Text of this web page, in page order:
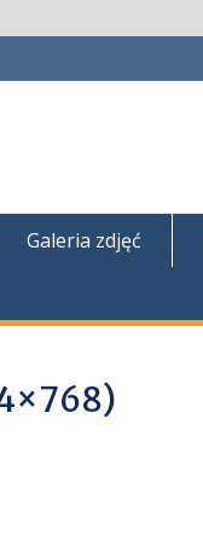
Galeria zdjęć